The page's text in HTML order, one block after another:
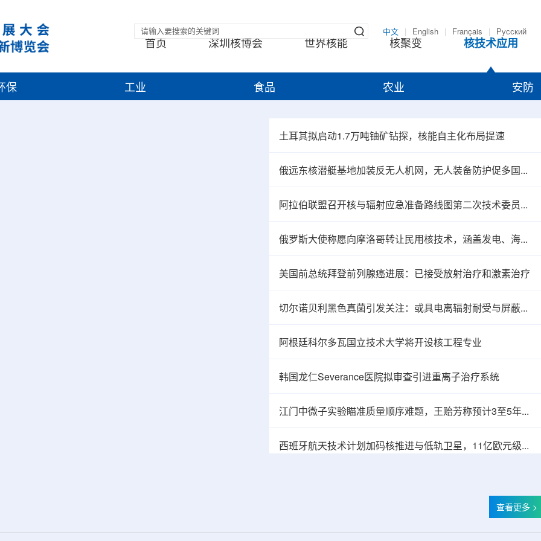
中文 English Français Русский
首页 深圳核博会 世界核能 核聚变 核技术应用
保 工业 食品 农业 安防
土耳其拟启动1.7万吨铀矿钻探，核能自主化布局提速
俄远东核潜艇基地加装反无人机网，无人装备防护促多国平台调整
阿拉伯联盟召开核与辐射应急准备路线图第二次技术委员会会议，聚焦跨境协调与IAEA义务对接
俄罗斯大使称愿向摩洛哥转让民用核技术，涵盖发电、海水淡化、核医学与农业
美国前总统拜登前列腺癌进展：已接受放射治疗和激素治疗
切尔诺贝利黑色真菌引发关注：或具电离辐射耐受与屏蔽研究价值
阿根廷科尔多瓦国立技术大学将开设核工程专业
韩国龙仁Severance医院拟审查引进重离子治疗系统
江门中微子实验瞄准质量顺序难题，王贻芳称预计3至5年内可解决
西班牙航天技术计划加码核推进与低轨卫星，11亿欧元级国防项目同步铺开
查看更多 >